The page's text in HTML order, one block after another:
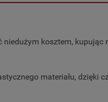
kosztem, kupując
materiału, dzięki